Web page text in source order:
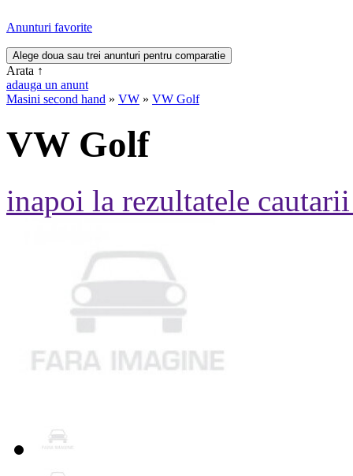
Anunturi favorite
Arata ↑
adauga un anunt
Masini second hand » VW » VW Golf
VW Golf
inapoi la rezultatele